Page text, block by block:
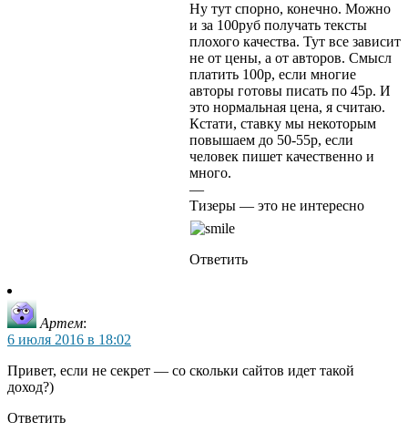
Ну тут спорно, конечно. Можно
и за 100руб получать тексты
плохого качества. Тут все зависит
не от цены, а от авторов. Смысл
платить 100р, если многие
авторы готовы писать по 45р. И
это нормальная цена, я считаю.
Кстати, ставку мы некоторым
повышаем до 50-55р, если
человек пишет качественно и
много.
—
Тизеры — это не интересно
Ответить
Артем:
6 июля 2016 в 18:02
Привет, если не секрет — со скольки сайтов идет такой
доход?)
Ответить